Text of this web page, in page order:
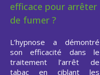
efficace pour arrêter
de fumer ?
L’hypnose a démontré
son efficacité dans le
traitement l’arrêt de
tabac en ciblant les